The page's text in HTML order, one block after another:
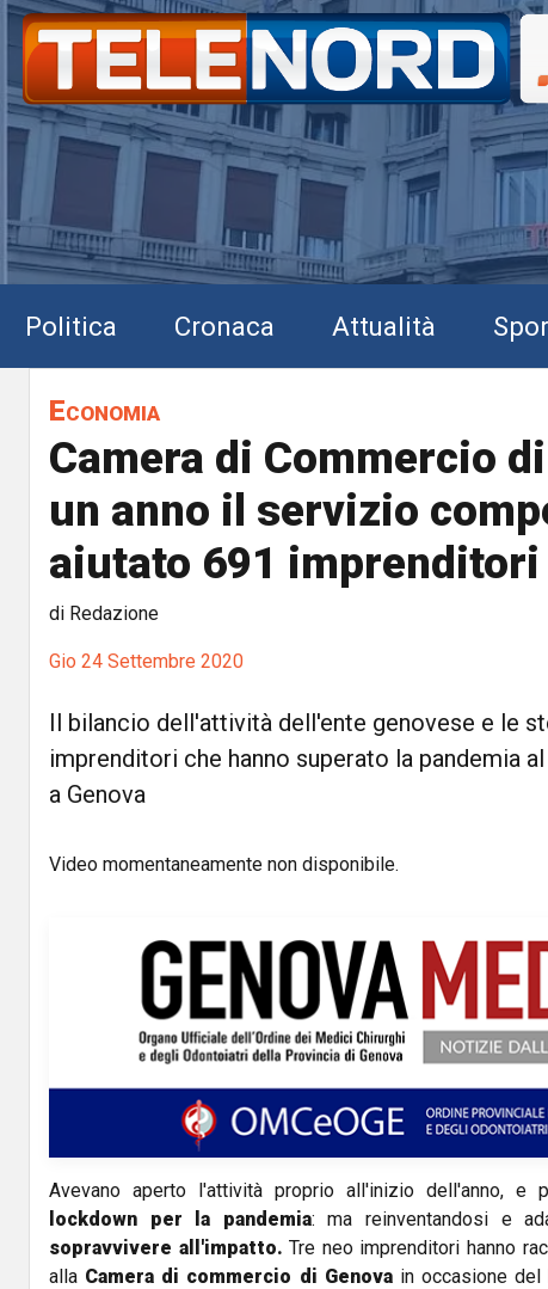
Politica Cronaca Attualità
Economia
Camera di Commercio
un anno il servizio
aiutato 691 imprenditori
di Redazione
Gio 24 Settembre 2020
Il bilancio dell'attività dell'ente genovese e le
imprenditori che hanno superato la pandemia
a Genova
Video momentaneamente non disponibile.
Avevano aperto l'attività proprio all'inizio dell'anno, e
lockdown per la pandemia: ma reinventandosi e
sopravvivere all'impatto. Tre neo imprenditori hanno
alla Camera di commercio di Genovain occasione del